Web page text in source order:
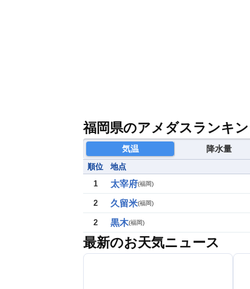
福岡県のアメダスランキ
気温 降水量
順位 地点
1
太宰府(福岡)
2 久留米(福岡)
2 黒木(福岡)
最新のお天気ニュース